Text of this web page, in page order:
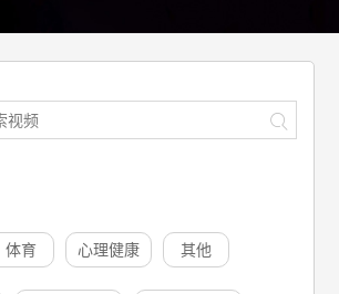
体育 心理健康 其他